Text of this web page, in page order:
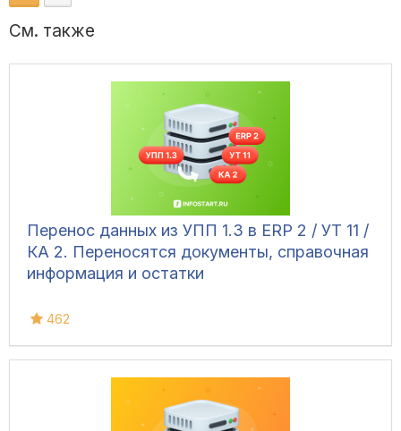
См. также
Перенос данных из УПП 1.3 в ERP 2 / УТ 11 /
КА 2. Переносятся документы, справочная
информация и остатки
462